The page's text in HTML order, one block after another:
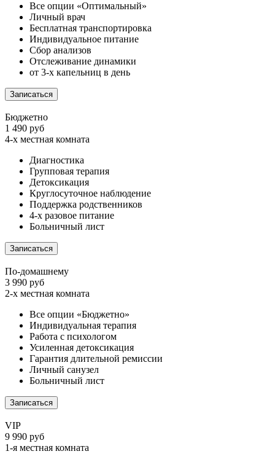
Все опции «Оптимальный»
Личный врач
Бесплатная транспортировка
Индивидуальное питание
Сбор анализов
Отслеживание динамики
от 3-х капельниц в день
Записаться
Бюджетно
1 490 руб
4-х местная комната
Диагностика
Групповая терапия
Детоксикация
Круглосуточное наблюдение
Поддержка родственников
4-х разовое питание
Больничный лист
Записаться
По-домашнему
3 990 руб
2-х местная комната
Все опции «Бюджетно»
Индивидуальная терапия
Работа с психологом
Усиленная детоксикация
Гарантия длительной ремиссии
Личный санузел
Больничный лист
Записаться
VIP
9 990 руб
1-я местная комната